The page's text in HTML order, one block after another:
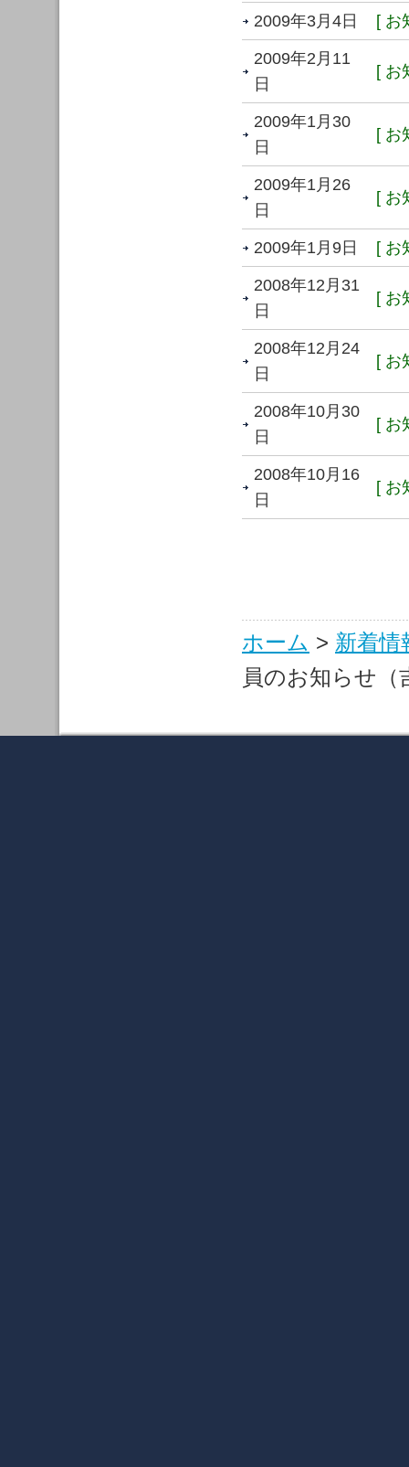
2009年3月4日 [ お
2009年2月11
日
[ お
2009年1月30
日
[ お
2009年1月26
日
[ お
2009年1月9日 [ お
2008年12月31
日
[ お
2008年12月24
日
[ お
2008年10月30
日
[ お
2008年10月16
日
[ お
ホーム > 新着情
員のお知らせ（